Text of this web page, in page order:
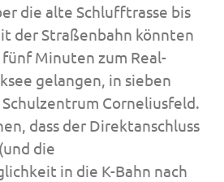
die alte Schlufftrasse bis
der Straßenbahn könnten
Minuten zum Real-
gelangen, in sieben
Corneliusfeld.
dass der Direktanschluss
die
in die K-Bahn nach